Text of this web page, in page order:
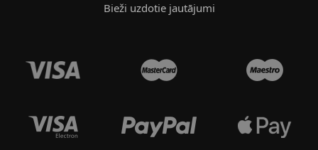
Bieži uzdotie jautājumi